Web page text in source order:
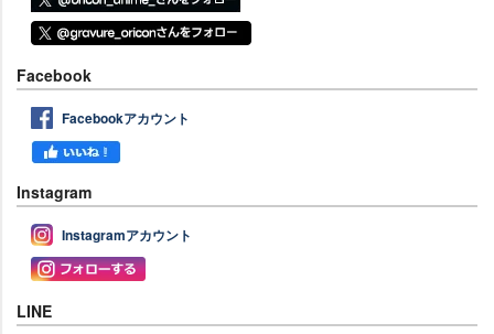
Facebook
Facebookアカウント
Instagram
Instagramアカウント
LINE